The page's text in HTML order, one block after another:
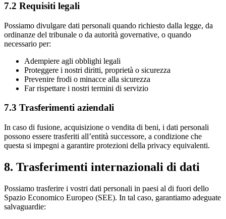
7.2 Requisiti legali
Possiamo divulgare dati personali quando richiesto dalla legge, da
ordinanze del tribunale o da autorità governative, o quando
necessario per:
Adempiere agli obblighi legali
Proteggere i nostri diritti, proprietà o sicurezza
Prevenire frodi o minacce alla sicurezza
Far rispettare i nostri termini di servizio
7.3 Trasferimenti aziendali
In caso di fusione, acquisizione o vendita di beni, i dati personali
possono essere trasferiti all’entità successore, a condizione che
questa si impegni a garantire protezioni della privacy equivalenti.
8. Trasferimenti internazionali di dati
Possiamo trasferire i vostri dati personali in paesi al di fuori dello
Spazio Economico Europeo (SEE). In tal caso, garantiamo adeguate
salvaguardie: